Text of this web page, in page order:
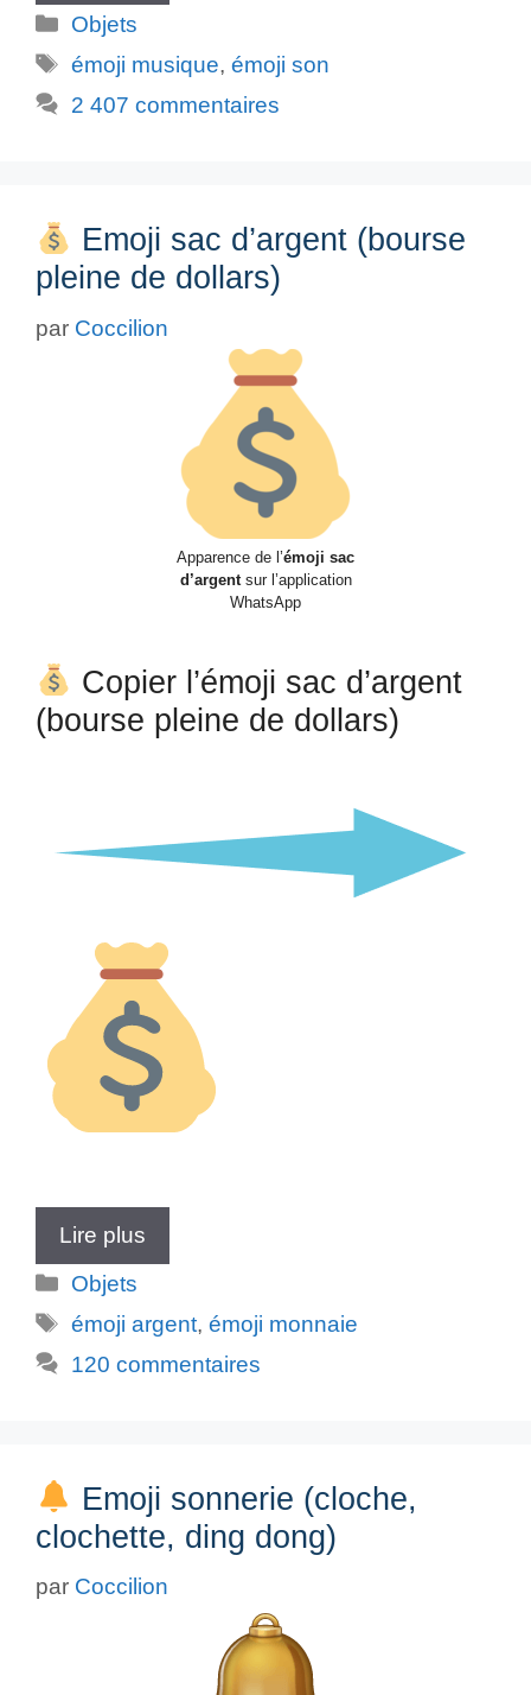
Catégories
Objets
Étiquettes
émoji musique,émoji son
2 407 commentaires
Emoji sac d’argent (bourse
pleine de dollars)
par Coccilion
Apparence de l’émoji sac
d’argent sur l’application
WhatsApp
Copier l’émoji sac d’argent
(bourse pleine de dollars)
Lire plus
Catégories
Objets
Étiquettes
émoji argent,émoji monnaie
120 commentaires
Emoji sonnerie (cloche,
clochette, ding dong)
par Coccilion